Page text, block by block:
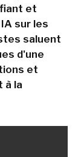
et
sur les
saluent
d'une
et
à la